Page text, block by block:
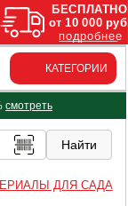
КАТЕГОРИИ
смотреть
ДЛЯ САДА